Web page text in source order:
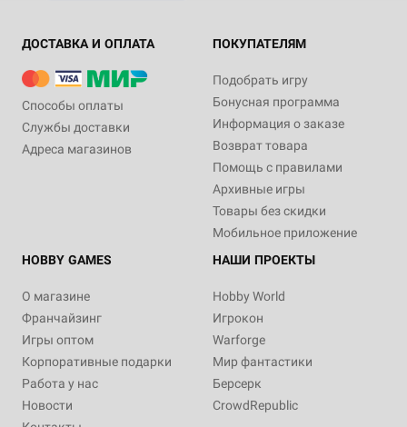
ДОСТАВКА И ОПЛАТА
Способы оплаты
Службы доставки
Адреса магазинов
ПОКУПАТЕЛЯМ
Подобрать игру
Бонусная программа
Информация о заказе
Возврат товара
Помощь с правилами
Архивные игры
Товары без скидки
Мобильное приложение
HOBBY GAMES
О магазине
Франчайзинг
Игры оптом
Корпоративные подарки
Работа у нас
Новости
НАШИ ПРОЕКТЫ
Hobby World
Игрокон
Warforge
Мир фантастики
Берсерк
CrowdRepublic